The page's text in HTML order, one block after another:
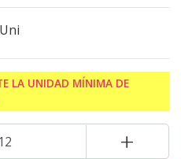
LA UNIDAD MÍNIMA DE
+